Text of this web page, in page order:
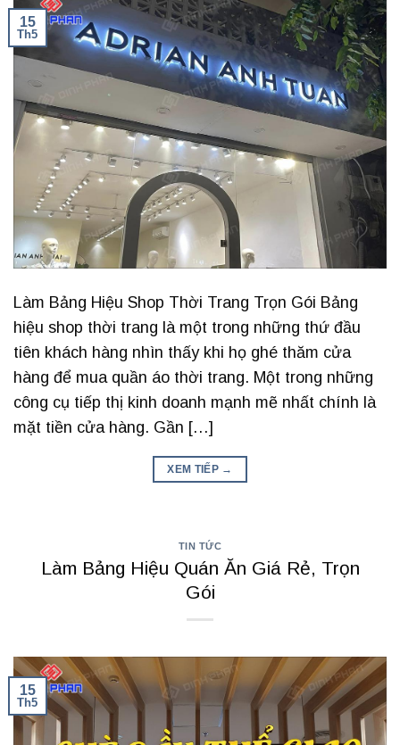
15
Th5
Làm Bảng Hiệu Shop Thời Trang Trọn Gói Bảng
hiệu shop thời trang là một trong những thứ đầu
tiên khách hàng nhìn thấy khi họ ghé thăm cửa
hàng để mua quần áo thời trang. Một trong những
công cụ tiếp thị kinh doanh mạnh mẽ nhất chính là
mặt tiền cửa hàng. Gần […]
XEM TIẾP →
TIN TỨC
Làm Bảng Hiệu Quán Ăn Giá Rẻ, Trọn
Gói
15
Th5